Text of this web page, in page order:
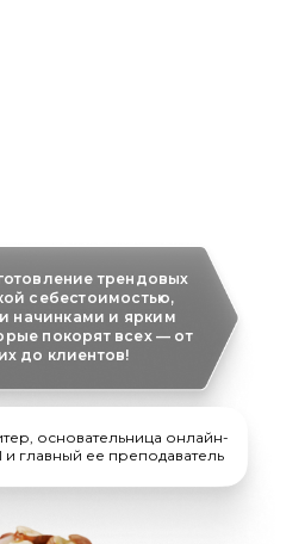
трендовых
себестоимостью,
начинками и ярким
покорят всех — от
до клиентов!
основательница онлайн-
и главный ее преподаватель